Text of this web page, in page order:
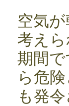
空気
考え
期間
ら危
も発